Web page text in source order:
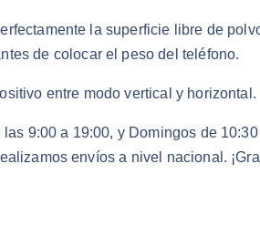
la superficie libre de
de colocar el peso del teléfono.
entre modo vertical y horizontal.
9:00 a 19:00, y Domingos de
envíos a nivel nacional.